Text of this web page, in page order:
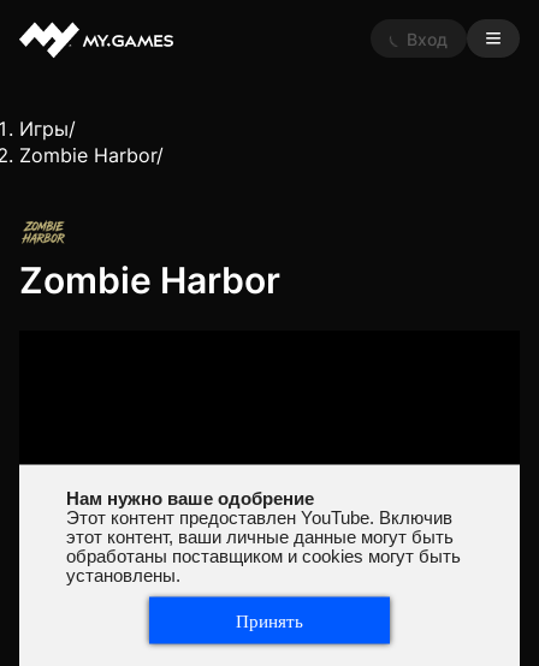
Вход
Игры/
Zombie Harbor/
Zombie Harbor
Нам нужно ваше одобрение
Этот контент предоставлен YouTube. Включив
этот контент, ваши личные данные могут быть
обработаны поставщиком и cookies могут быть
установлены.
Принять